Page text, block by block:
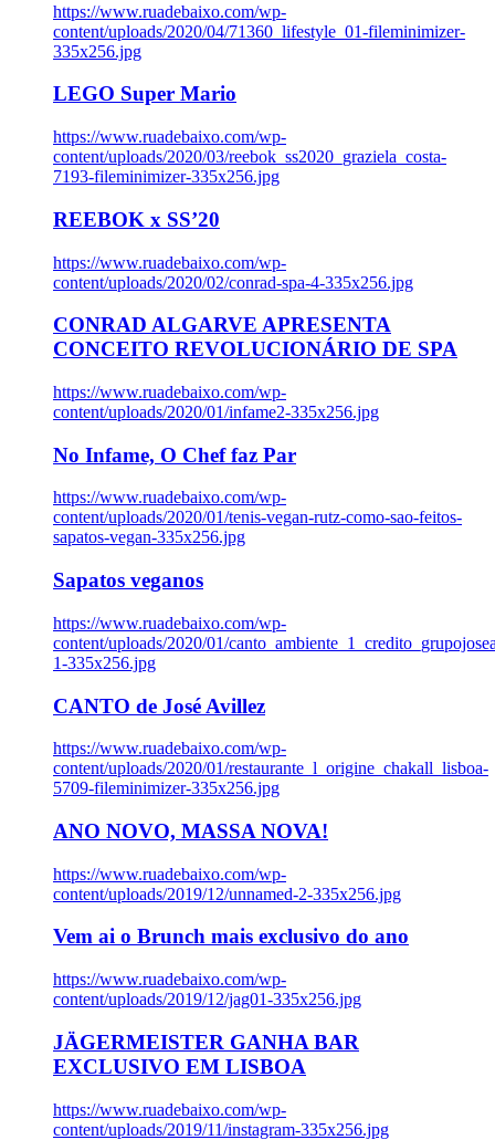
https://www.ruadebaixo.com/wp-
content/uploads/2020/04/71360_lifestyle_01-fileminimizer-
335x256.jpg
LEGO Super Mario
https://www.ruadebaixo.com/wp-
content/uploads/2020/03/reebok_ss2020_graziela_costa-
7193-fileminimizer-335x256.jpg
REEBOK x SS’20
https://www.ruadebaixo.com/wp-
content/uploads/2020/02/conrad-spa-4-335x256.jpg
CONRAD ALGARVE APRESENTA
CONCEITO REVOLUCIONÁRIO DE SPA
https://www.ruadebaixo.com/wp-
content/uploads/2020/01/infame2-335x256.jpg
No Infame, O Chef faz Par
https://www.ruadebaixo.com/wp-
content/uploads/2020/01/tenis-vegan-rutz-como-sao-feitos-
sapatos-vegan-335x256.jpg
Sapatos veganos
https://www.ruadebaixo.com/wp-
content/uploads/2020/01/
1-335x256.jpg
CANTO de José Avillez
https://www.ruadebaixo.com/wp-
content/uploads/2020/01/restaurante_l_origine_chakall_lisboa-
5709-fileminimizer-335x256.jpg
ANO NOVO, MASSA NOVA!
https://www.ruadebaixo.com/wp-
content/uploads/2019/12/unnamed-2-335x256.jpg
Vem ai o Brunch mais exclusivo do ano
https://www.ruadebaixo.com/wp-
content/uploads/2019/12/jag01-335x256.jpg
JÄGERMEISTER GANHA BAR
EXCLUSIVO EM LISBOA
https://www.ruadebaixo.com/wp-
content/uploads/2019/11/instagram-335x256.jpg